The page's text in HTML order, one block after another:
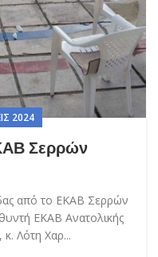
2024
Σερρών
από το ΕΚΑΒ Σερρών
ΕΚΑΒ Ανατολικής
Λότη Χαρ...